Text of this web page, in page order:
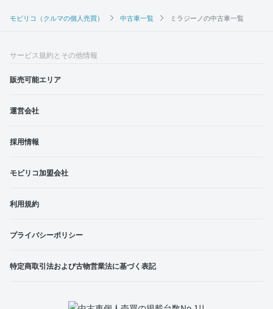
モビリコ（クルマの個人売買） 中古車一覧 ミラジーノの中古車一覧
サービス規約とその他情報
販売可能エリア
運営会社
採用情報
モビリコ加盟会社
利用規約
プライバシーポリシー
特定商取引法および古物営業法に基づく表記